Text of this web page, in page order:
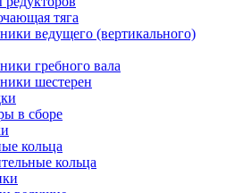
тяга
ведущего (вертикального)
гребного вала
шестерен
в сборе
кольца
кольца